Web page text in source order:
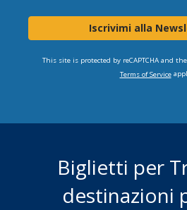
Iscrivimi alla
This site is protected by reCAPTCHA and the
Terms of Service
Biglietti per
destinazioni